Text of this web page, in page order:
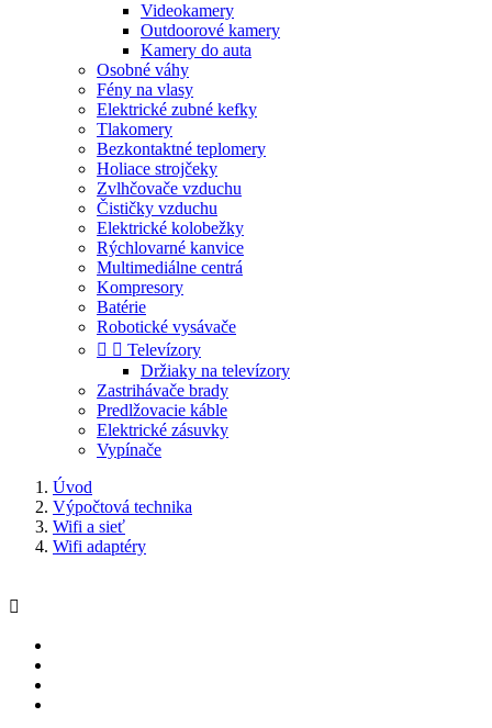
Videokamery
Outdoorové kamery
Kamery do auta
Osobné váhy
Fény na vlasy
Elektrické zubné kefky
Tlakomery
Bezkontaktné teplomery
Holiace strojčeky
Zvlhčovače vzduchu
Čističky vzduchu
Elektrické kolobežky
Rýchlovarné kanvice
Multimediálne centrá
Kompresory
Batérie
Robotické vysávače
  Televízory
Držiaky na televízory
Zastrihávače brady
Predlžovacie káble
Elektrické zásuvky
Vypínače
Úvod
Výpočtová technika
Wifi a sieť
Wifi adaptéry
